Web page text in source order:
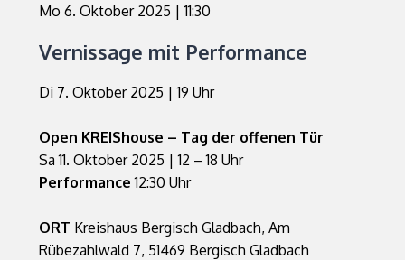
Mo 6. Oktober 2025 | 11:30
Vernissage mit Performance
Di 7. Oktober 2025 | 19 Uhr
Open KREIShouse – Tag der offenen Tür
Sa 11. Oktober 2025 | 12 – 18 Uhr
Performance 12:30 Uhr
ORT Kreishaus Bergisch Gladbach, Am
Rübezahlwald 7, 51469 Bergisch Gladbach